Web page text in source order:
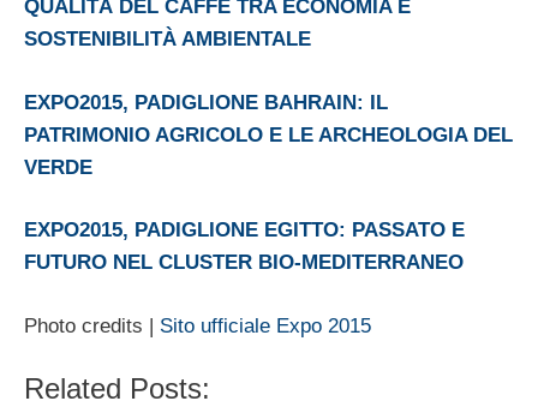
QUALITÀ DEL CAFFÈ TRA ECONOMIA E
SOSTENIBILITÀ AMBIENTALE
EXPO2015, PADIGLIONE BAHRAIN: IL
PATRIMONIO AGRICOLO E LE ARCHEOLOGIA DEL
VERDE
EXPO2015, PADIGLIONE EGITTO: PASSATO E
FUTURO NEL CLUSTER BIO-MEDITERRANEO
Photo credits | Sito ufficiale Expo 2015
Related Posts: